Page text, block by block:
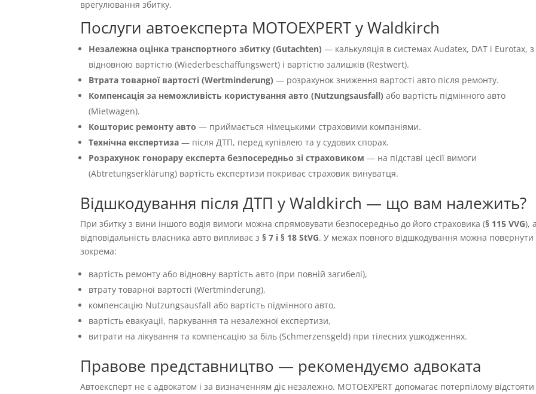
врегулювання збитку.
Послуги автоексперта MOTOEXPERT у Waldkirch
Незалежна оцінка транспортного збитку (Gutachten) — калькуляція в системах Audatex, DAT і Eurotax, з
відновною вартістю (Wiederbeschaffungswert) і вартістю залишків (Restwert).
Втрата товарної вартості (Wertminderung) — розрахунок зниження вартості авто після ремонту.
Компенсація за неможливість користування авто (Nutzungsausfall) або вартість підмінного авто
(Mietwagen).
Кошторис ремонту авто — приймається німецькими страховими компаніями.
Технічна експертиза — після ДТП, перед купівлею та у судових спорах.
Розрахунок гонорару експерта безпосередньо зі страховиком — на підставі цесії вимоги
(Abtretungserklärung) вартість експертизи покриває страховик винуватця.
Відшкодування після ДТП у Waldkirch — що вам належить?
При збитку з вини іншого водія вимоги можна спрямовувати безпосередньо до його страховика (§ 115 VVG), а
відповідальність власника авто випливає з§ 7 і § 18 StVG. У межах повного відшкодування можна повернути
зокрема:
вартість ремонту або відновну вартість авто (при повній загибелі),
втрату товарної вартості (Wertminderung),
компенсацію Nutzungsausfall або вартість підмінного авто,
вартість евакуації, паркування та незалежної експертизи,
витрати на лікування та компенсацію за біль (Schmerzensgeld) при тілесних ушкодженнях.
Правове представництво — рекомендуємо адвоката
Автоексперт не є адвокатом і за визначенням діє незалежно. MOTOEXPERT допомагає потерпілому відстояти